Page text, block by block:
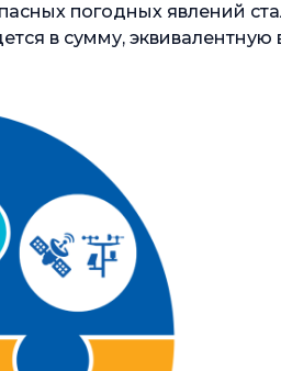
погодных явлений
в сумму, эквивалентную